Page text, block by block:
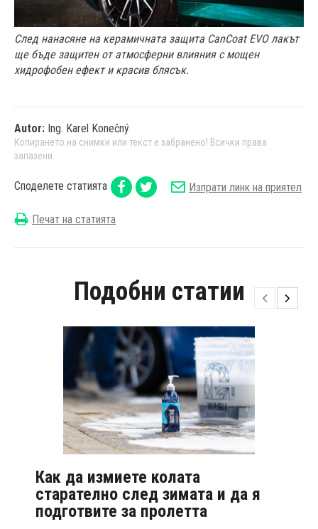
След нанасяне на керамичната защита CanCoat EVO лакът
ще бъде защитен от атмосферни влияния с мощен
хидрофобен ефект и красив блясък.
Autor: Ing. Karel Konečný
Копирането на снимки или текст е забранено! Всички права
запазени.
Споделете статията Изпрати линк на приятел
Печат на статията
Подобни статии
Как да измиете колата
старателно след зимата и да я
подготвите за пролетта